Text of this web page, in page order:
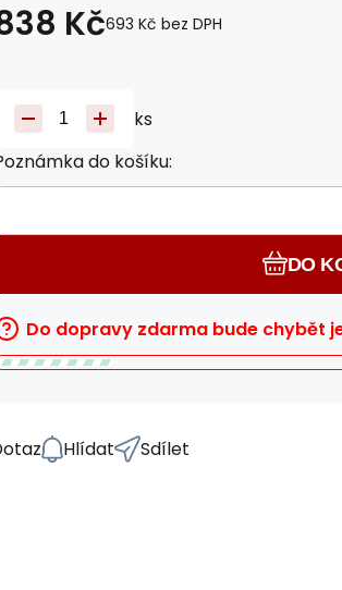
Kč693 Kč bez DPH
ks
do košíku:
DO
Do dopravy zdarma bude chybět
Hlídat Sdílet